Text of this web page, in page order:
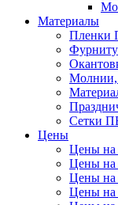
Материалы
Пленки
Молнии,
Сетки
Цены
Цены на
Цены на
Цены на
Цены